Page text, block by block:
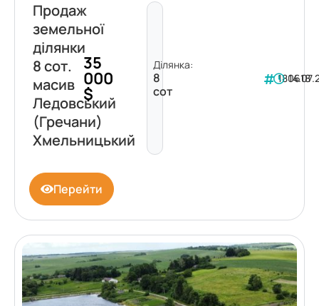
Продаж
земельної
ділянки
8 сот.
масив
Ледовський
(Гречани)
Хмельницький
35
000
$
Ділянка:
8
сот
180618
Перейти